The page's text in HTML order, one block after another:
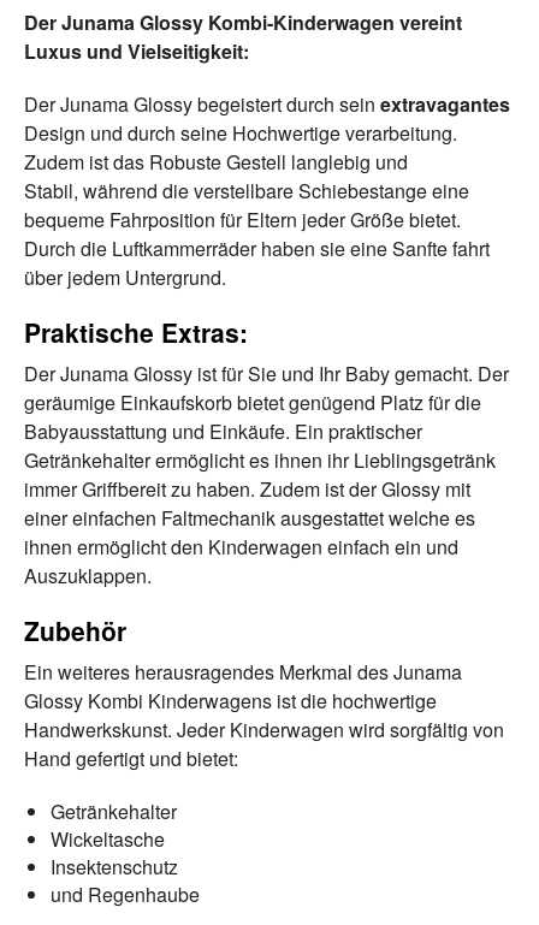
Der Junama Glossy Kombi-Kinderwagen vereint
Luxus und Vielseitigkeit:
Der Junama Glossy begeistert durch sein extravagantes
Design und durch seine Hochwertige verarbeitung.
Zudem ist das Robuste Gestell langlebig und
Stabil, während die verstellbare Schiebestange eine
bequeme Fahrposition für Eltern jeder Größe bietet.
Durch die Luftkammerräder haben sie eine Sanfte fahrt
über jedem Untergrund.
Praktische Extras:
Der Junama Glossy ist für Sie und Ihr Baby gemacht. Der
geräumige Einkaufskorb bietet genügend Platz für die
Babyausstattung und Einkäufe. Ein praktischer
Getränkehalter ermöglicht es ihnen ihr Lieblingsgetränk
immer Griffbereit zu haben. Zudem ist der Glossy mit
einer einfachen Faltmechanik ausgestattet welche es
ihnen ermöglicht den Kinderwagen einfach ein und
Auszuklappen.
Zubehör
Ein weiteres herausragendes Merkmal des Junama
Glossy Kombi Kinderwagens ist die hochwertige
Handwerkskunst. Jeder Kinderwagen wird sorgfältig von
Hand gefertigt und bietet:
Getränkehalter
Wickeltasche
Insektenschutz
und Regenhaube